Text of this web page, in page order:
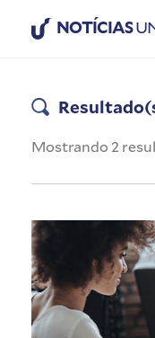
NOTÍCIAS
Mostrando 2